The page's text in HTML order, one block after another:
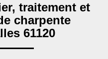
traitement et
charpente
61120